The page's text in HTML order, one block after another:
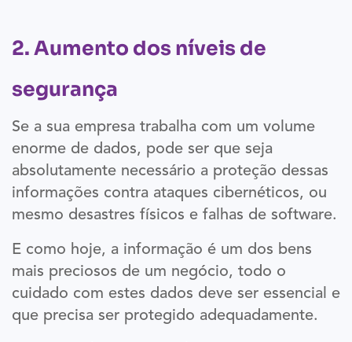
2. Aumento dos níveis de
segurança
Se a sua empresa trabalha com um volume
enorme de dados, pode ser que seja
absolutamente necessário a proteção dessas
informações contra ataques cibernéticos, ou
mesmo desastres físicos e falhas de software.
E como hoje, a informação é um dos bens
mais preciosos de um negócio, todo o
cuidado com estes dados deve ser essencial e
que precisa ser protegido adequadamente.